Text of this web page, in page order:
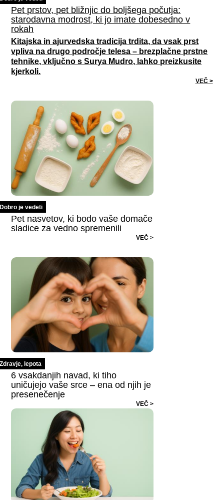
Pet prstov, pet bližnjic do boljšega počutja:
starodavna modrost, ki jo imate dobesedno v
rokah
Kitajska in ajurvedska tradicija trdita, da vsak prst
vpliva na drugo področje telesa – brezplačne prstne
tehnike, vključno s Surya Mudro, lahko preizkusite
kjerkoli.
VEČ >
Dobro je vedeti
Pet nasvetov, ki bodo vaše domače
sladice za vedno spremenili
VEČ >
Zdravje, lepota
6 vsakdanjih navad, ki tiho
uničujejo vaše srce – ena od njih je
presenečenje
VEČ >